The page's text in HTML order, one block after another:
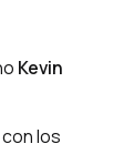
Kevin
los